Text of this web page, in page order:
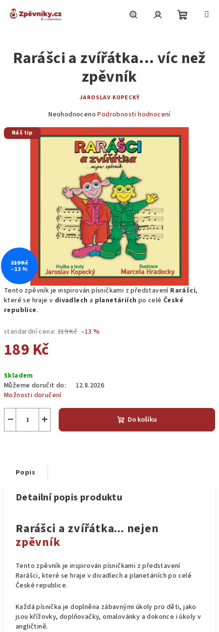
košík
Tento zpěvník je inspirován písničkami z představení Rarášci,
které se hraje v divadlech a planetáriích po celé České
republice.
standardní cena: 219 Kč –13 %
189 Kč
cena:
Skladem
Můžeme doručit do:
12.8.2026
Možnosti doručení
+
− Do košíku
Rarášci a zvířátka... víc než
zpěvník
JAROSLAV KOPECKÝ
Průměrné
produktu
hvězdiček.
Neohodnoceno Podrobnosti hodnocení
Náš tip
219 Kč
–13 %
Popis
Detailní popis produktu
Rarášci a zvířátka... nejen
zpěvník
Tento zpěvník je inspirován písničkami z představení
Rarášci, které se hraje v divadlech a planetáriích po celé
České republice.
Každá písnička je doplněna zábavnými úkoly pro děti, jako
jsou křížovky, doplňovačky, omalovánky a dokonce i úkoly v
angličtině.